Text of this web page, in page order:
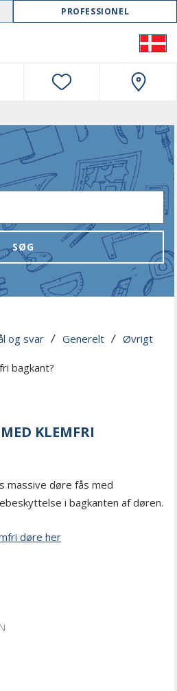
PROFESSIONEL
SØG
og svar / Generelt / Øvrigt
bagkant?
KLEMFRI
massive døre fås med
i bagkanten af døren.
døre her